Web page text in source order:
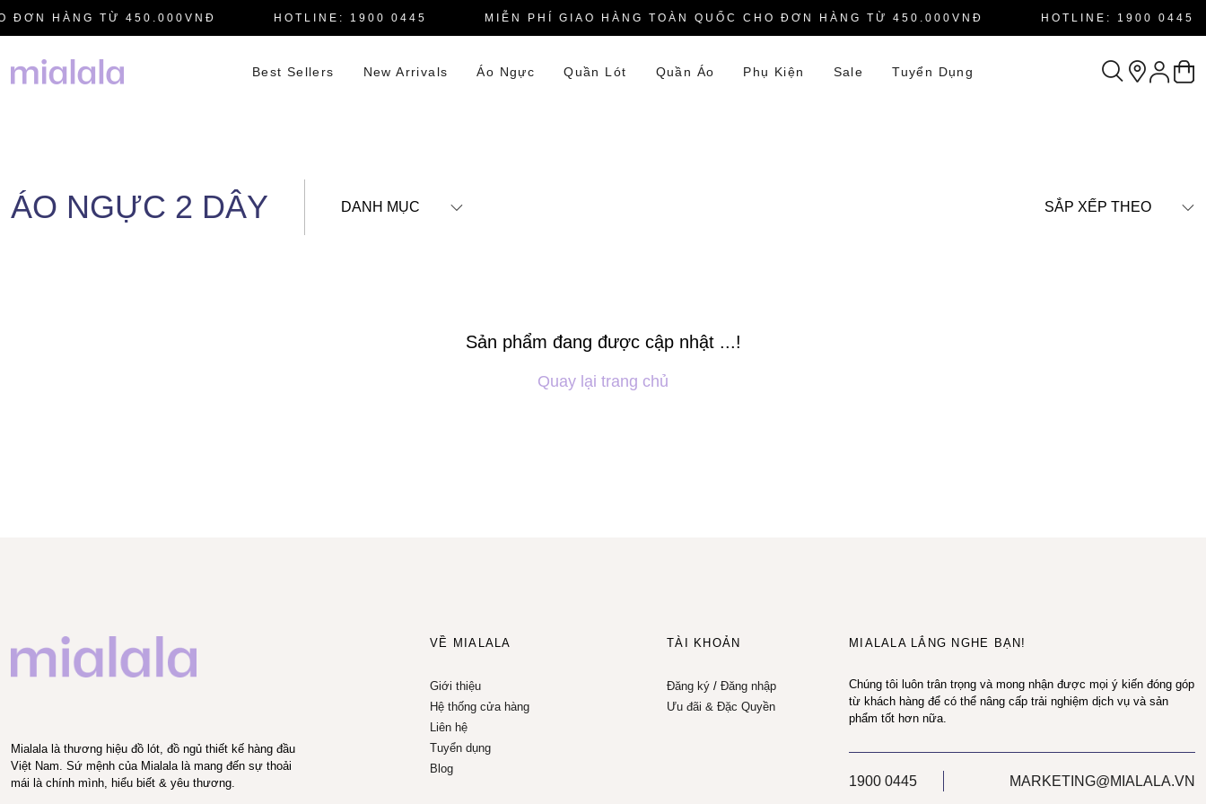
HÀNG TỪ 450.000VNĐ HOTLINE: 1900 0445 MIỄN PHÍ GIAO HÀNG TOÀN QUỐC CHO ĐƠN HÀNG TỪ 450.000VNĐ HOTLINE: 1900 0445
Best Sellers New Arrivals Áo Ngực Quần Lót Quần Áo Phụ Kiện Sale Tuyển Dụng
ÁO NGỰC 2 DÂY DANH MỤC SẮP XẾP THEO
Sản phẩm đang được cập nhật ...!
Quay lại trang chủ
Mialala là thương hiệu đồ lót, đồ ngủ thiết kế hàng đầu
Việt Nam. Sứ mệnh của Mialala là mang đến sự thoải
mái là chính mình, hiểu biết & yêu thương.
VỀ MIALALA
Giới thiệu
Hệ thống cửa hàng
Liên hệ
Tuyển dụng
Blog
TÀI KHOẢN
Đăng ký/ Đăng nhập
Ưu đãi & Đặc Quyền
MIALALA LẮNG NGHE BẠN!
Chúng tôi luôn trân trọng và mong nhận được mọi ý kiến đóng góp
từ khách hàng để có thể nâng cấp trải nghiệm dịch vụ và sản
phẩm tốt hơn nữa.
1900 0445 MARKETING@MIALALA.VN